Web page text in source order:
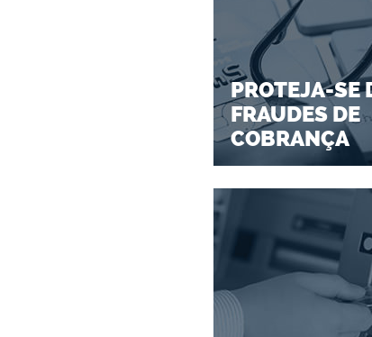
PROTEJA-SE
FRAUDES DE
COBRANÇA